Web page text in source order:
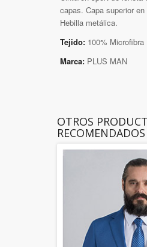
capas. Capa superior
Hebilla metálica.
Tejido: 100% Microfibra
Marca: PLUS MAN
OTROS
RECOMENDADOS